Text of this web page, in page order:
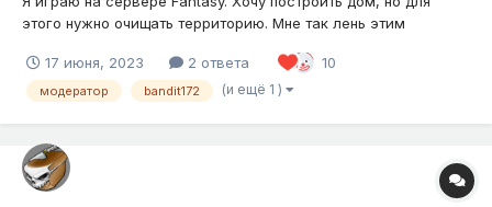
этого нужно очищать территорию. Мне так лень этим
сервера Fantasy: bandit172. Он такой хороший, добрый и
отзывчивый. Умеет вторгаться в чужие инвентари, воровать
17 июня, 2023 2 ответа 10
модератор bandit172 (и ещё 1 )